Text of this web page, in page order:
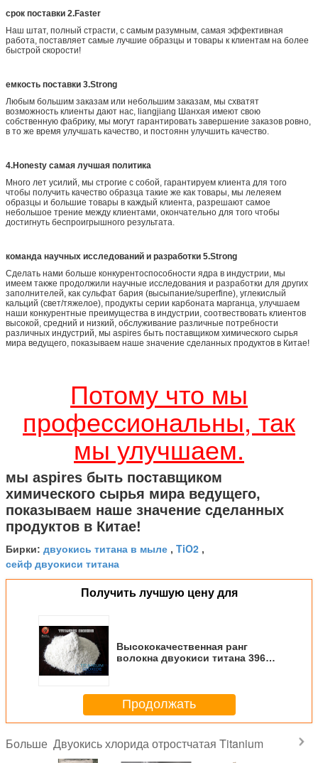
срок поставки 2.Faster
Наш штат, полный страсти, с самым разумным, самая эффективная
работа, поставляет самые лучшие образцы и товары к клиентам на более
быстрой скорости!
емкость поставки 3.Strong
Любым большим заказам или небольшим заказам, мы схватят
возможность клиенты дают нас, liangjiang Шанхая имеют свою
собственную фабрику, мы могут гарантировать завершение заказов ровно,
в то же время улучшать качество, и постоянн улучшить качество.
4.Honesty самая лучшая политика
Много лет усилий, мы строгие с собой, гарантируем клиента для того
чтобы получить качество образца такие же как товары, мы лелеяем
образцы и большие товары в каждый клиента, разрешают самое
небольшое трение между клиентами, окончательно для того чтобы
достигнуть беспроигрышного результата.
команда научных исследований и разработки 5.Strong
Сделать нами больше конкурентоспособности ядра в индустрии, мы
имеем также продолжили научные исследования и разработки для других
заполнителей, как сульфат бария (высыпание/superfine), углекислый
кальций (свет/тяжелое), продукты серии карбоната марганца, улучшаем
наши конкурентные преимущества в индустрии, соотвествовать клиентов
высокой, средний и низкий, обслуживание различные потребности
различных индустрий, мы aspires быть поставщиком химического сырья
мира ведущего, показываем наше значение сделанных продуктов в Китае!
Потому что мы
профессиональны, так
мы улучшаем.
мы aspires быть поставщиком
химического сырья мира ведущего,
показываем наше значение сделанных
продуктов в Китае!
Бирки: двуокись титана в мыле , TiO2 ,
сейф двуокиси титана
Получить лучшую цену для
Высококачественная ранг
волокна двуокиси титана 3966
Продолжать
Больше Двуокись хлорида отростчатая Titanium